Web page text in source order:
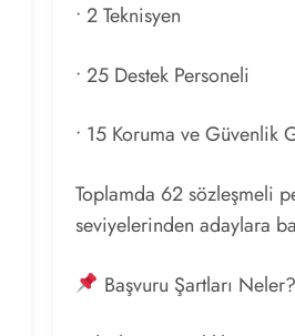
• 2 Teknisyen
• 25 Destek Personeli
• 15 Koruma ve Güvenlik
Toplamda 62 sözleşmeli
seviyelerinden adaylara
Başvuru Şartları Neler?